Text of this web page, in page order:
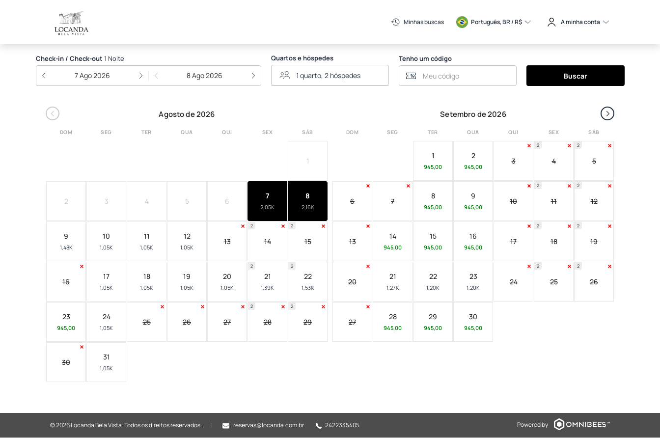
Locanda Bela Vista Minhas buscas Português, BR / R$ A minha conta
Check-in / Check-out 1 Noite
7 Ago 2026 8 Ago 2026
Quartos e hóspedes Tenho um código
Buscar
‹ ›
Agosto de 2026
DOM SEG TER QUA QUI SEX SÁB
1
2 3 4 5 6
7
2,05K
8
2,16K
9
1,48K
10
1,05K
11
1,05K
12
1,05K
13 14
2
15
2
16
17
1,05K
18
1,05K
19
1,05K
20
1,05K
21
1,39K
2
22
1,53K
2
23
945,00
24
1,05K
25 26 27 28
2
29
2
30
31
1,05K
Setembro de 2026
DOM SEG TER QUA QUI SEX SÁB
1
945,00
2
945,00
3 4
2
5
2
6 7
8
945,00
9
945,00
10 11
2
12
2
13
14
945,00
15
945,00
16
945,00
17 18
2
19
2
20
21
1,27K
22
1,20K
23
1,20K
24 25
2
26
2
27
28
945,00
29
945,00
30
945,00
reservas@locanda.com.br 2422335405
© 2026 Locanda Bela Vista.Todos os direitos reservados. Powered by